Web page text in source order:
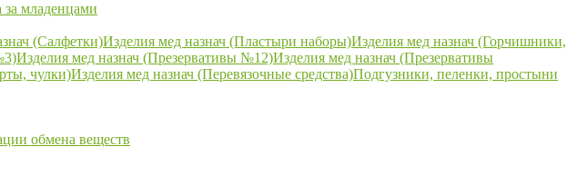
за младенцами
(Салфетки)Изделия мед назнач (Пластыри наборы)Изделия мед назнач (Горчишники,
Изделия мед назнач (Презервативы №12)Изделия мед назнач (Презервативы
чулки)Изделия мед назнач (Перевязочные средства)Подгузники, пеленки, простыни
обмена веществ